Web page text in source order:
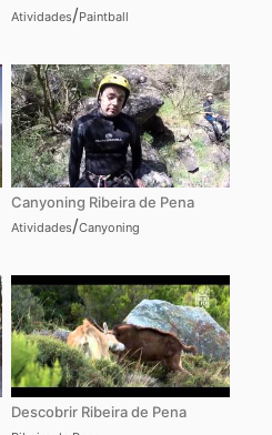
Atividades/Paintball
Canyoning Ribeira de Pena
Atividades/Canyoning
Descobrir Ribeira de Pena